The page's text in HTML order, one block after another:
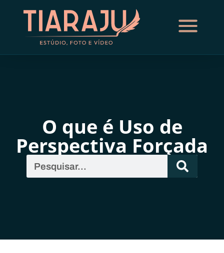
O que é Uso de
Perspectiva Forçada